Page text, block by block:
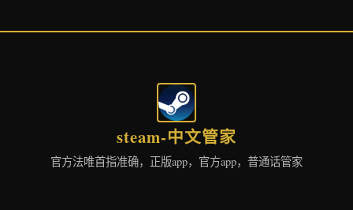
steam-中文管家
官方法唯首指准确，正版app，官方app，普通话管家